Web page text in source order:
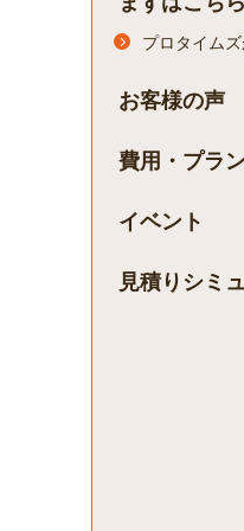
プロタイム
お客様の声
費用・プラ
イベント
見積りシミ